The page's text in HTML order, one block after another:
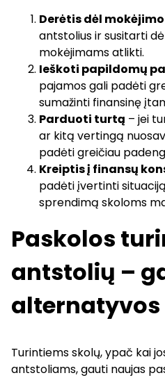
Derėtis dėl
antstolius ir susitarti
mokėjimams atlikti.
Ieškoti papildomų
pajamos gali padėti
sumažinti finansinę
Parduoti turtą – jei
ar kitą vertingą
padėti greičiau
Kreiptis į finansų
padėti įvertinti
sprendimą skoloms
Paskolos
antstolių –
alternatyvos
Turintiems skolų, ypač kai
antstoliams, gauti naujas